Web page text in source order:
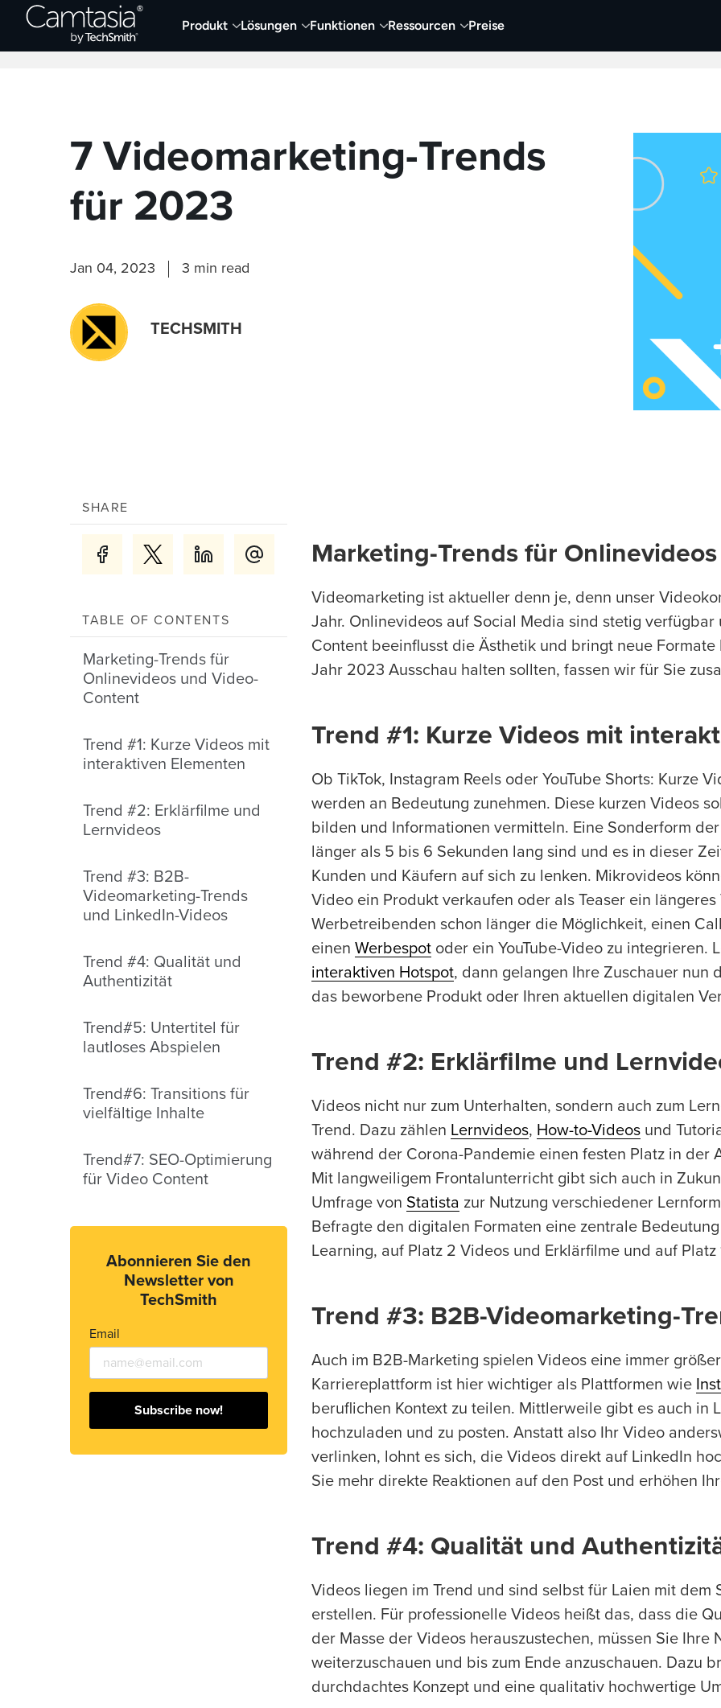
Direkt
Produkt Lösungen Funktionen Ressourcen Preise
Neueste Artikel Screen Capture und Aufnehmen Video Visueller Content
7 Videomarketing-Trends
für 2023
Jan 04, 2023 3 min read
TECHSMITH
SHARE
TABLE OF CONTENTS
Marketing-Trends für
Onlinevideos und Video-
Content
Trend #1: Kurze Videos mit
interaktiven Elementen
Trend #2: Erklärfilme und
Lernvideos
Trend #3: B2B-
Videomarketing-Trends
und LinkedIn-Videos
Trend #4: Qualität und
Authentizität
Trend#5: Untertitel für
lautloses Abspielen
Trend#6: Transitions für
vielfältige Inhalte
Trend#7: SEO-Optimierung
für Video Content
Abonnieren Sie den
Newsletter von
TechSmith
Email
Subscribe now!
Marketing-Trends für
Videomarketing ist aktueller denn je, denn unser
Jahr. Onlinevideos auf Social Media sind stetig
Content beeinflusst die Ästhetik und bringt neue
Jahr 2023 Ausschau halten sollten, fassen wir für Sie
Trend #1: Kurze Videos mit
Ob TikTok, Instagram Reels oder YouTube Shorts: Kurze
werden an Bedeutung zunehmen. Diese kurzen Videos
bilden und Informationen vermitteln. Eine Sonderform
länger als 5 bis 6 Sekunden lang sind und es in dieser
Kunden und Käufern auf sich zu lenken. Mikrovideos
Video ein Produkt verkaufen oder als Teaser ein
Werbetreibenden schon länger die Möglichkeit, einen
einen Werbespot oder ein YouTube-Video zu integrieren.
interaktiven Hotspot, dann gelangen Ihre Zuschauer nun
das beworbene Produkt oder Ihren aktuellen digitalen
Trend #2: Erklärfilme und
Videos nicht nur zum Unterhalten, sondern auch zum
Trend. Dazu zählen Lernvideos, How-to-Videos und
während der Corona-Pandemie einen festen Platz in der
Mit langweiligem Frontalunterricht gibt sich auch in
Umfrage von Statista zur Nutzung verschiedener
Befragte den digitalen Formaten eine zentrale
Learning, auf Platz 2 Videos und Erklärfilme und auf Platz
Trend #3: B2B-Videomarketing-
Auch im B2B-Marketing spielen Videos eine immer
Karriereplattform ist hier wichtiger als Plattformen wie
beruflichen Kontext zu teilen. Mittlerweile gibt es auch in
hochzuladen und zu posten. Anstatt also Ihr Video
verlinken, lohnt es sich, die Videos direkt auf LinkedIn
Sie mehr direkte Reaktionen auf den Post und erhöhen
Trend #4: Qualität und
Videos liegen im Trend und sind selbst für Laien mit dem
erstellen. Für professionelle Videos heißt das, dass die
der Masse der Videos herauszustechen, müssen Sie
weiterzuschauen und bis zum Ende anzuschauen. Dazu
durchdachtes Konzept und eine qualitativ hochwertige